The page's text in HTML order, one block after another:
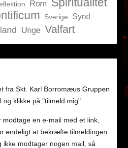
Rom
Sverige
Synd
Unge Valfart
fra Skt. Karl Borromæus Gruppen
klikke på "tilmeld mig".
modtage en e-mail med et link,
endeligt at bekræfte tilmeldingen.
ikke modtager nogen mail, så